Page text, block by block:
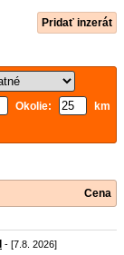
Pridať inzerát
Okolie:
km
Cena
- [7.8. 2026]